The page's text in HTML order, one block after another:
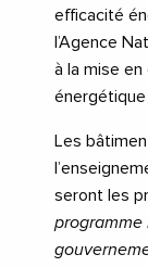
efficacité
l’Agence
à la mise
Les
seront les
programme